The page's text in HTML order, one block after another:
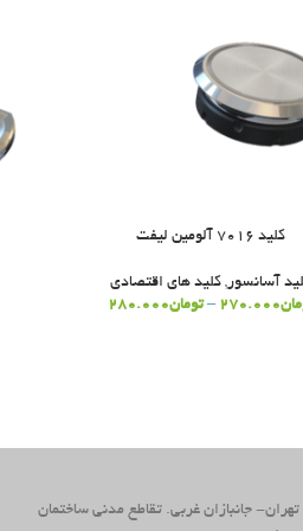
کلید 7016 آلومین لیفت
آسانسور, کلید های اقتصادی
270.000
–تومان280.000
جانبازان غربی. تقاطع مدنی ساختمان